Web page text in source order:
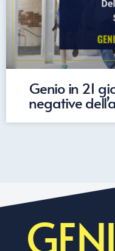
Genio in 21
negative